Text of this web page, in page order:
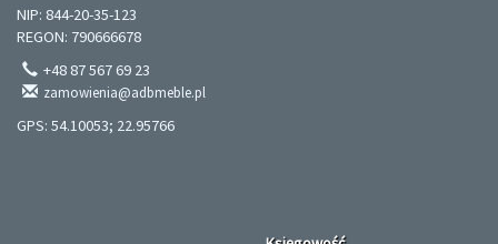
NIP: 844-20-35-123
REGON: 790666678
+48 87 567 69 23
zamowienia@adbmeble.pl
GPS: 54.10053; 22.95766